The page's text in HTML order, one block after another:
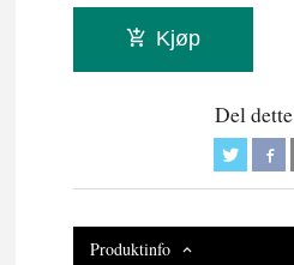
Kjøp
Del dette
Produktinfo